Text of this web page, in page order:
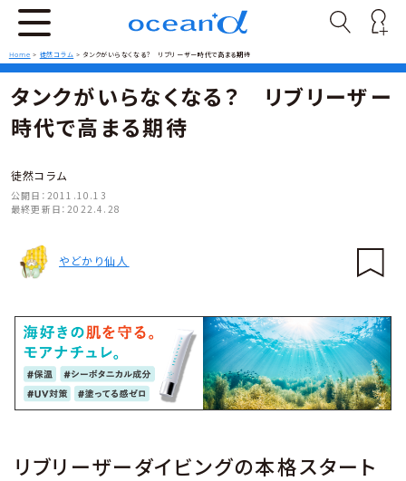
Home > 徒然コラム >タンクがいらなくなる？ リブリーザー時代で高まる期待
タンクがいらなくなる？ リブリーザー
時代で高まる期待
徒然コラム
公開日： 2011.10.13
最終更新日： 2022.4.28
やどかり仙人
リブリーザーダイビングの本格スタート